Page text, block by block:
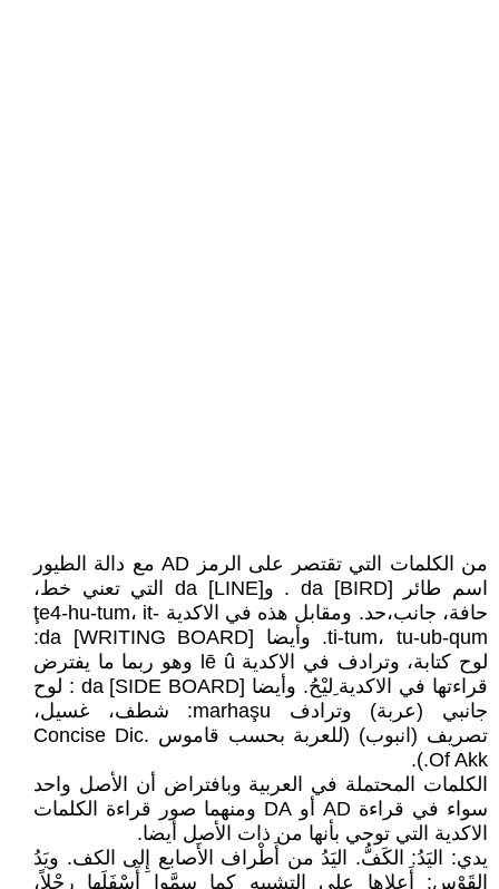
من الكلمات التي تقتصر على الرمز AD مع دالة الطيور
اسم طائر da [BIRD] . وda [LINE] التي تعني خط،
حافة، جانب،حد. ومقابل هذه في الاكدية ţe4-hu-tum، it-
ti-tum، tu-ub-qum. وأيضا da [WRITING BOARD]:
لوح كتابة، وترادف في الاكدية lē û وهو ربما ما يفترض
قراءتها في الاكدية ِليْحُ. وأيضا da [SIDE BOARD] : لوح
جانبي (عربة) وترادف marhaşu: شطف، غسيل،
تصريف (انبوب) (للعربة بحسب قاموس Concise Dic.
Of Akk.).
الكلمات المحتملة في العربية وبافتراض أن الأصل واحد
سواء في قراءة AD أو DA ومنهما صور قراءة الكلمات
الاكدية التي توحي بأنها من ذات الأصل أيضا.
يدي: اليَدُ: الكَفُّ. اليَدُ من أَطْراف الأَصابع إِلى الكف. ويَدُ
القَوْسِ: أَعلاها على التشبيه كما سمَّوا أَسْفَلَها رِجْلاً،